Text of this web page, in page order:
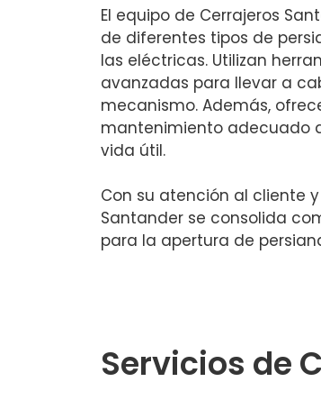
El equipo de Cerrajeros
de diferentes tipos de
las eléctricas. Utilizan
avanzadas para llevar a
mecanismo. Además,
mantenimiento adecuado
vida útil.
Con su atención al cliente
Santander se consolida
para la apertura de
Servicios de